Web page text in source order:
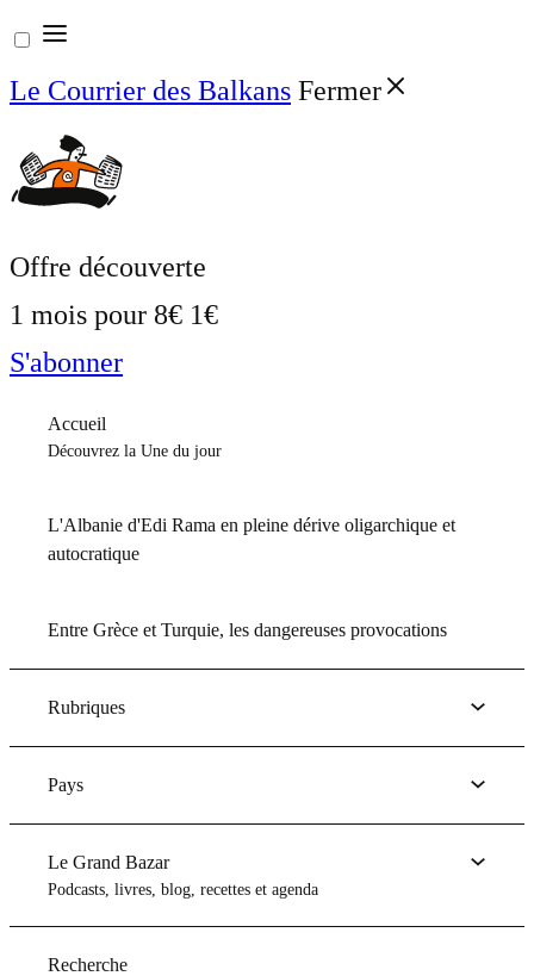
Aller
au
contenu
Le Courrier des Balkans Fermer
Offre découverte
1 mois pour 8€ 1€
S'abonner
Accueil
Découvrez la Une du jour
L'Albanie d'Edi Rama en pleine dérive oligarchique et
autocratique
Entre Grèce et Turquie, les dangereuses provocations
Rubriques
Pays
Le Grand Bazar
Podcasts, livres, blog, recettes et agenda
Recherche